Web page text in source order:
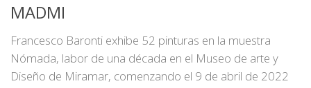
MADMI
Francesco Baronti exhibe 52 pinturas en la muestra
Nómada, labor de una década en el Museo de arte y
Diseño de Miramar, comenzando el 9 de abril de 2022